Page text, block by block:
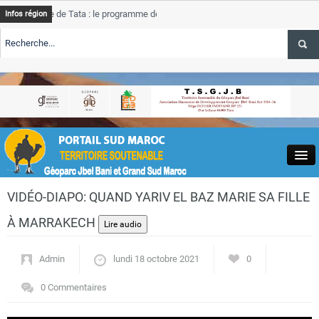
Close
Actualités
Infos région
de Tata : le programme de rehabilitation post-inondations
TSGJB Tourisme : l’ONMT renforce l’aerien a Dakhla et
Tata
TSGJB Tourisme au Maroc : Transavia renforce les vols Paris-
VIDÉO-DIAPO: QUAND YARIV EL BAZ MARIE SA FILLE
À MARRAKECH
Admin lundi 18 octobre 2021 0
0 Commentaires